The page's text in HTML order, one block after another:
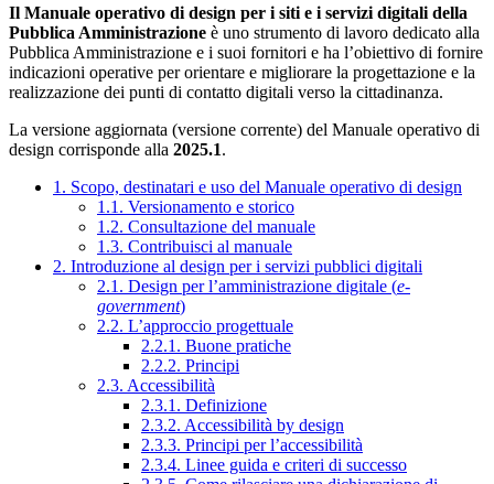
Il Manuale operativo di design per i siti e i servizi digitali della
Pubblica Amministrazione è uno strumento di lavoro dedicato alla
Pubblica Amministrazione e i suoi fornitori e ha l’obiettivo di fornire
indicazioni operative per orientare e migliorare la progettazione e la
realizzazione dei punti di contatto digitali verso la cittadinanza.
La versione aggiornata (versione corrente) del Manuale operativo di
design corrisponde alla 2025.1.
1. Scopo, destinatari e uso del Manuale operativo di design
1.1. Versionamento e storico
1.2. Consultazione del manuale
1.3. Contribuisci al manuale
2. Introduzione al design per i servizi pubblici digitali
2.1. Design per l’amministrazione digitale (e-
government)
2.2. L’approccio progettuale
2.2.1. Buone pratiche
2.2.2. Principi
2.3. Accessibilità
2.3.1. Definizione
2.3.2. Accessibilità by design
2.3.3. Principi per l’accessibilità
2.3.4. Linee guida e criteri di successo